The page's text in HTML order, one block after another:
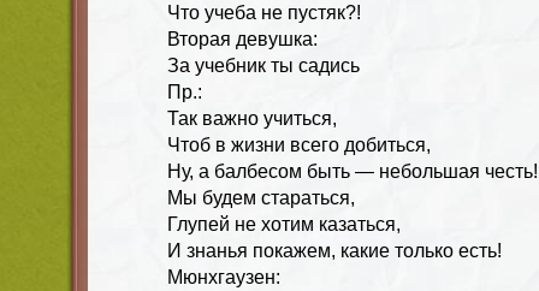
Что учеба не пустяк?!
Вторая девушка:
За учебник ты садись
Пр.:
Так важно учиться,
Чтоб в жизни всего добиться,
Ну, а балбесом быть — небольшая честь!
Мы будем стараться,
Глупей не хотим казаться,
И знанья покажем, какие только есть!
Мюнхгаузен: